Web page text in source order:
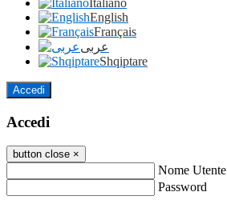
Italiano
English
Français
عربى
Shqiptare
Accedi
Accedi
button close ×
Nome Utente
Password